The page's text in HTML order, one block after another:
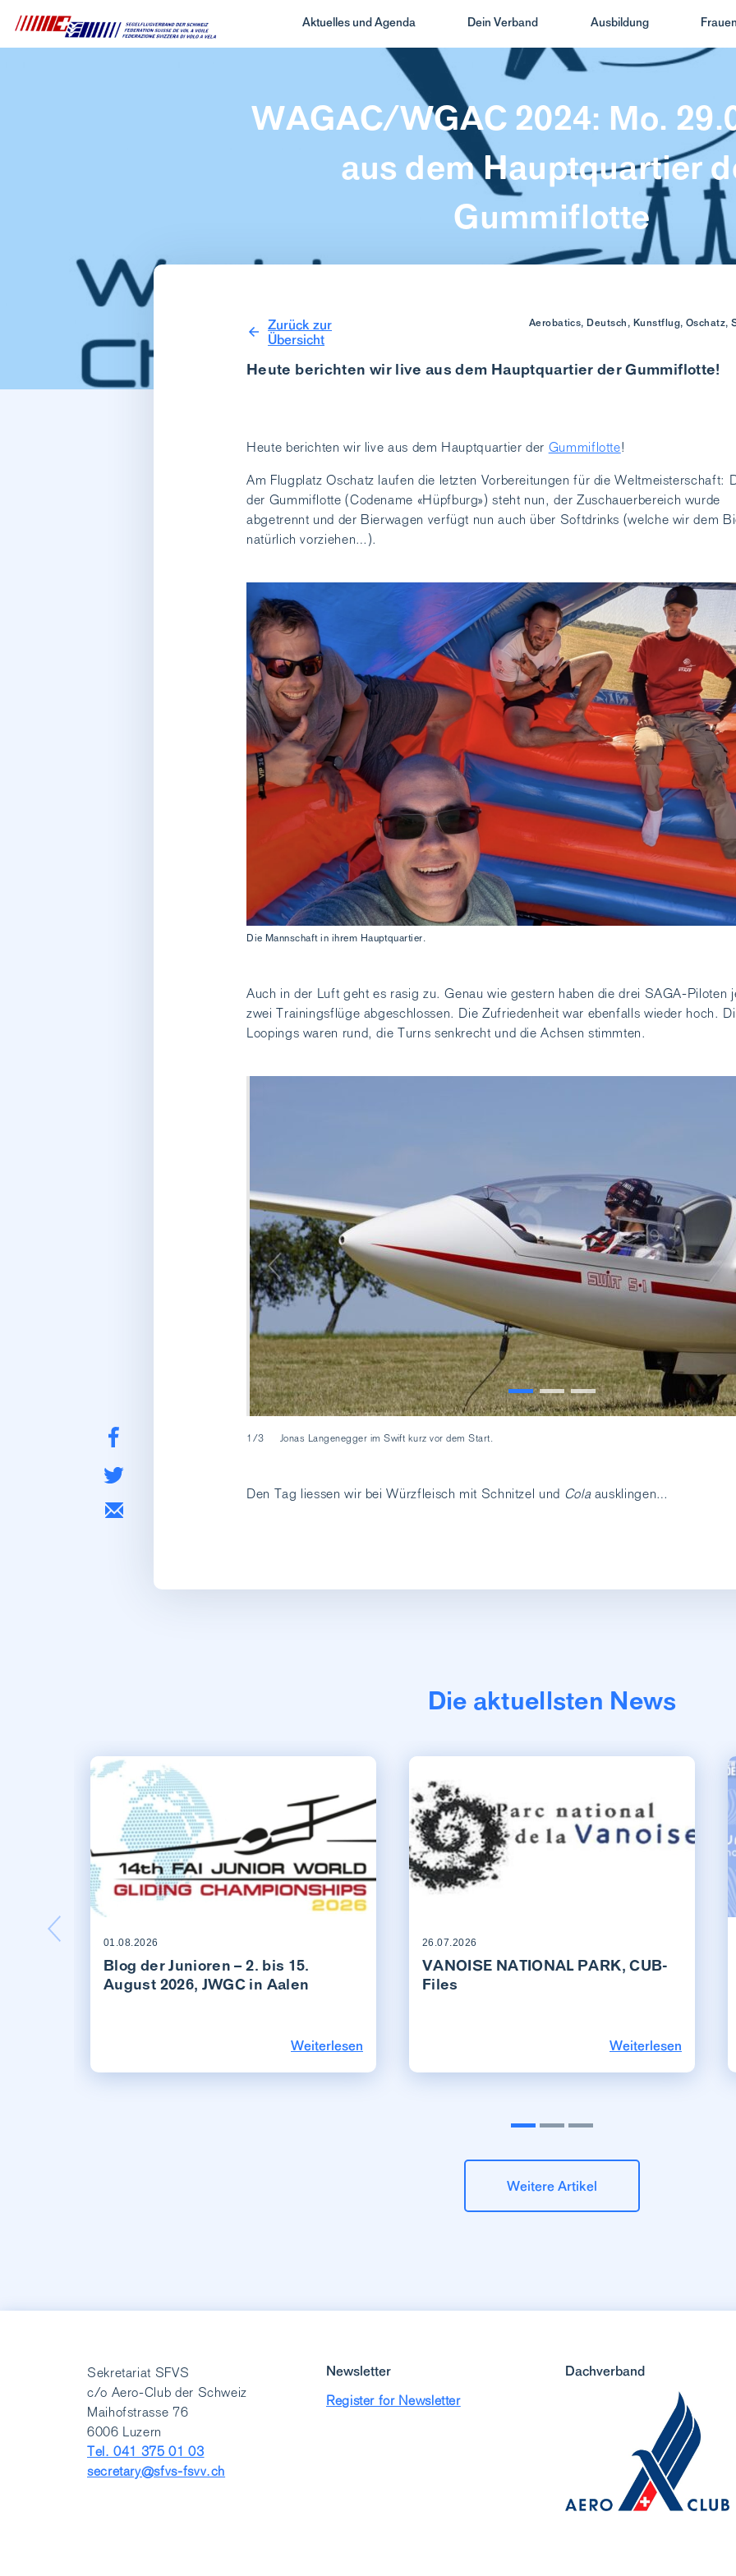
Aktuelles und Agenda Dein Verband Ausbildung
WAGAC/WGAC 2024: Mo.
aus dem Hauptquartier
Gummiflotte
Zurück zur
Übersicht
Aerobatics, Deutsch, Kunstflug, Oschatz,
Heute berichten wir live aus dem Hauptquartier der Gummiflotte!
Heute berichten wir live aus dem Hauptquartier der Gummiflotte!
Am Flugplatz Oschatz laufen die letzten Vorbereitungen für die Weltmeisterschaft:
der Gummiflotte (Codename «Hüpfburg») steht nun, der Zuschauerbereich wurde
abgetrennt und der Bierwagen verfügt nun auch über Softdrinks (welche wir dem
natürlich vorziehen…).
Die Mannschaft in ihrem Hauptquartier.
Auch in der Luft geht es rasig zu. Genau wie gestern haben die drei SAGA-Piloten
zwei Trainingsflüge abgeschlossen. Die Zufriedenheit war ebenfalls wieder hoch.
Loopings waren rund, die Turns senkrecht und die Achsen stimmten.
1/3 Jonas Langenegger im Swift kurz vor dem Start.
Den Tag liessen wir bei Würzfleisch mit Schnitzel und Colaausklingen…
Die aktuellsten News
01.08.2026
Blog der Junioren – 2. bis 15.
August 2026, JWGC in Aalen
Weiterlesen
26.07.2026
VANOISE NATIONAL PARK, CUB-
Files
Weiterlesen
Weitere Artikel
Sekretariat SFVS
c/o Aero-Club der Schweiz
Maihofstrasse 76
6006 Luzern
Tel. 041 375 01 03
secretary@sfvs-fsvv.ch
Newsletter
Register for Newsletter
Dachverband